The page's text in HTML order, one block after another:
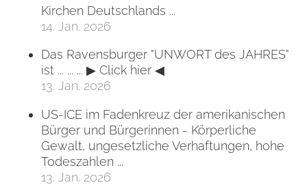
Kirchen Deutschlands ...
14. Jan. 2026
Das Ravensburger "UNWORT des JAHRES"
ist ... ... ... ▶ Click hier ◀
13. Jan. 2026
US-ICE im Fadenkreuz der amerikanischen
Bürger und Bürgerinnen - Körperliche
Gewalt, ungesetzliche Verhaftungen, hohe
Todeszahlen ...
13. Jan. 2026